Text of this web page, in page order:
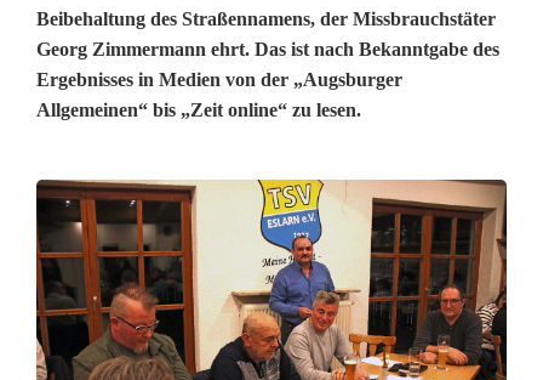
Beibehaltung des Straßennamens, der Missbrauchstäter
Georg Zimmermann ehrt. Das ist nach Bekanntgabe des
Ergebnisses in Medien von der „Augsburger
Allgemeinen“ bis „Zeit online“ zu lesen.
K
l
a
r